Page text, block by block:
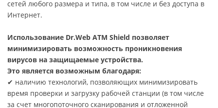
сетей любого размера и типа, в том числе и без доступа в
Интернет.
Использование Dr.Web ATM Shield позволяет
минимизировать возможность проникновения
вирусов на защищаемые устройства.
Это является возможным благодаря:
✔ наличию технологий, позволяющих минимизировать
время проверки и загрузку рабочей станции (в том числе
за счет многопоточного сканирования и отложенной